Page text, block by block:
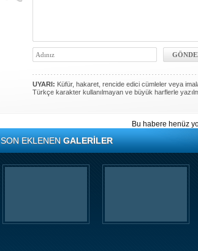
UYARI: Küfür, hakaret, rencide edici cümleler veya
Türkçe karakter kullanılmayan ve büyük harflerle
Bu habere henüz
SON EKLENENGALERİLER